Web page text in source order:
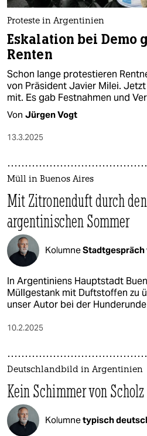
Proteste in Argentinien
Eskalation bei Demo
Renten
Schon lange protestieren
von Präsident Javier Milei.
mit. Es gab Festnahmen und
Von Jürgen Vogt
13.3.2025
Müll in Buenos Aires
Mit Zitronenduft durch
argentinischen Sommer
KolumneStadtgespräch
In Argentiniens Hauptstadt
Müllgestank mit Duftstoffen zu
unser Autor bei der
10.2.2025
Deutschlandbild in Argentinien
Kein Schimmer von
Kolumnetypisch